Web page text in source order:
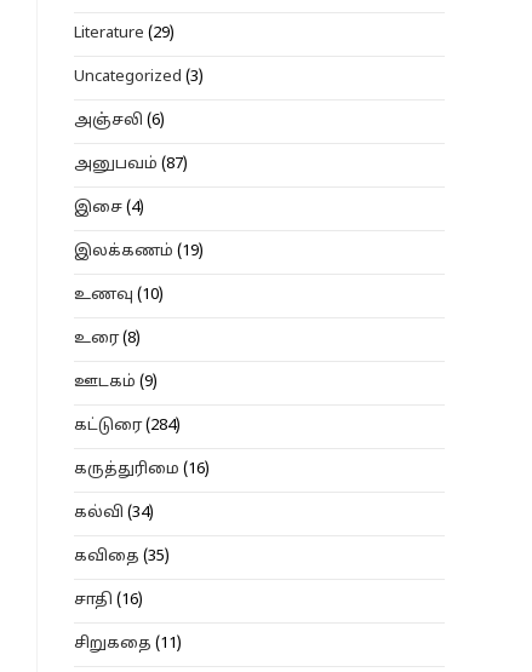
Literature (29)
Uncategorized (3)
அஞ்சலி (6)
அனுபவம் (87)
இசை(4)
இலக்கணம் (19)
உணவு (10)
உரை(8)
ஊடகம் (9)
கட்டுரை(284)
கருத்துரிமை (16)
கல்வி (34)
கவிதை (35)
சாதி (16)
சிறுகதை (11)